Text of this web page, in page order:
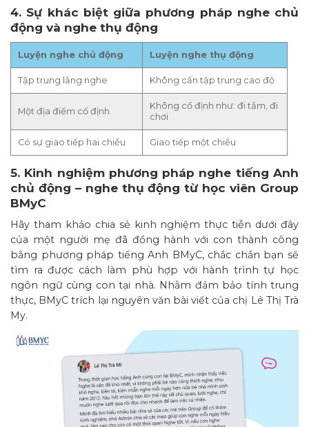
4. Sự khác biệt giữa phương pháp nghe chủ
động và nghe thụ động
Luyện nghe chủ động Luyện nghe thụ động
Tập trung lắng nghe Không cần tập trung cao độ
Một địa điểm cố định
Không cố định như: đi tắm, đi
chơi
Có sự giao tiếp hai chiều Giao tiếp một chiều
5. Kinh nghiệm phương pháp nghe tiếng Anh
chủ động – nghe thụ động từ học viên Group
BMyC
Hãy tham khảo chia sẻ kinh nghiệm thực tiễn dưới đây
của một người mẹ đã đồng hành với con thành công
bằng phương pháp tiếng Anh BMyC, chắc chắn bạn sẽ
tìm ra được cách làm phù hợp với hành trình tự học
ngôn ngữ cùng con tại nhà. Nhằm đảm bảo tính trung
thực, BMyC trích lại nguyên văn bài viết của chị Lê Thị Trà
My.